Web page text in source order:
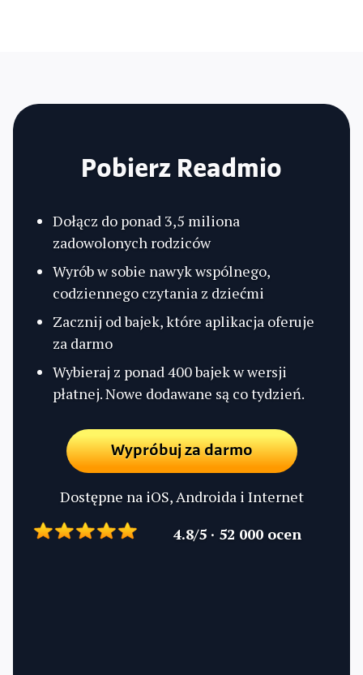
Pobierz Readmio
Dołącz do ponad 3,5 miliona
zadowolonych rodziców
Wyrób w sobie nawyk wspólnego,
codziennego czytania z dziećmi
Zacznij od bajek, które aplikacja oferuje
za darmo
Wybieraj z ponad 400 bajek w wersji
płatnej. Nowe dodawane są co tydzień.
Wypróbuj za darmo
Dostępne na iOS, Androida i Internet
4.8/5 · 52 000 ocen